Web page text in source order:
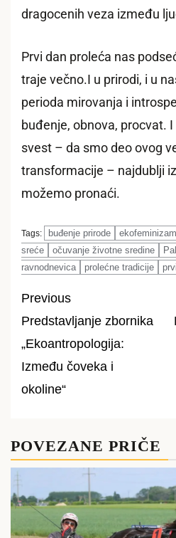
dragocenih veza između
Prvi dan proleća nas
traje večno.I u prirodi, i u
perioda mirovanja i
buđenje, obnova, procvat.
svest – da smo deo ovog
transformacije – najdublji
možemo pronaći.
Tags: buđenje prirode ekofeminizam
sreće
očuvanje životne sredine
ravnodnevica
prolećne tradicije
Post
navigation
Previous
Predstavljanje zbornika
„Ekoantropologija:
Između čoveka i
okoline“
POVEZANE PRIČE